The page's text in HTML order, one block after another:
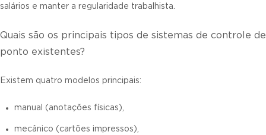
salários e manter a regularidade trabalhista.
Quais são os principais tipos de sistemas de controle de
ponto existentes?
Existem quatro modelos principais:
manual (anotações físicas),
mecânico (cartões impressos),